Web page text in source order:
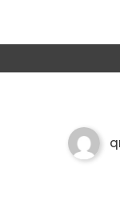
Nueva